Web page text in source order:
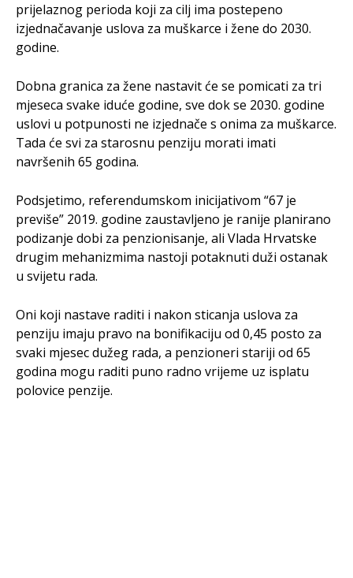
prijelaznog perioda koji za cilj ima postepeno
izjednačavanje uslova za muškarce i žene do 2030.
godine.
Dobna granica za žene nastavit će se pomicati za tri
mjeseca svake iduće godine, sve dok se 2030. godine
uslovi u potpunosti ne izjednače s onima za muškarce.
Tada će svi za starosnu penziju morati imati
navršenih 65 godina.
Podsjetimo, referendumskom inicijativom “67 je
previše” 2019. godine zaustavljeno je ranije planirano
podizanje dobi za penzionisanje, ali Vlada Hrvatske
drugim mehanizmima nastoji potaknuti duži ostanak
u svijetu rada.
Oni koji nastave raditi i nakon sticanja uslova za
penziju imaju pravo na bonifikaciju od 0,45 posto za
svaki mjesec dužeg rada, a penzioneri stariji od 65
godina mogu raditi puno radno vrijeme uz isplatu
polovice penzije.